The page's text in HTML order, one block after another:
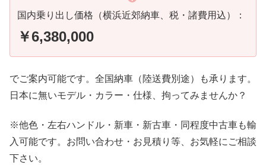
国内乗り出し価格（横浜近郊納車、税・諸費用込）：
￥6,380,000
でご案内可能です。全国納車（陸送費別途）も承ります。
日本に無いモデル・カラー・仕様、拘ってみませんか？
※他色・左右ハンドル・新車・新古車・同程度中古車も輸
入可能です。お問い合わせ・お見積り等、お気軽にご相談
下さい。